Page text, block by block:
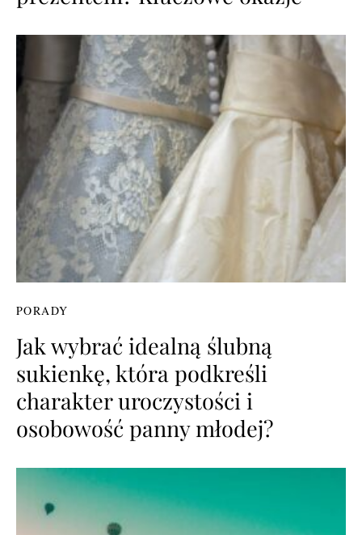
PORADY
Jak wybrać idealną ślubną
sukienkę, która podkreśli
charakter uroczystości i
osobowość panny młodej?